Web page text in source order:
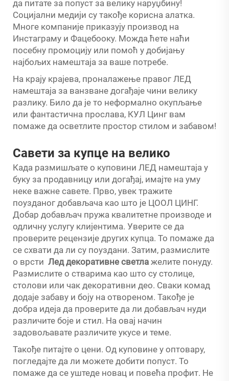
да питате за попуст за велику наруџбину!
Социјални медији су такође корисна алатка.
Многе компаније приказују производ на
Инстаграму и Фацебооку. Можда ћете наћи
посебну промоцију или помоћ у добијању
најбољих намештаја за ваше потребе.
На крају крајева, проналажење правог ЛЕД
намештаја за ванзване догађаје чини велику
разлику. Било да је то неформално окупљање
или фантастична прослава, КУЛ Цинг вам
помаже да осветлите простор стилом и забавом!
Савети за купце на велико
Када размишљате о куповини ЛЕД намештаја у
буку за продавницу или догађај, имајте на уму
неке важне савете. Прво, увек тражите
поузданог добављача као што је ЦООЛ ЦИНГ.
Добар добављач пружа квалитетне производе и
одличну услугу клијентима. Уверите се да
проверите рецензије других купца. То помаже да
се схвати да ли су поуздани. Затим, размислите
о врсти Лед декоративне светла желите понуду.
Размислите о стварима као што су столице,
столови или чак декоративни део. Сваки комад
додаје забаву и боју на отвореном. Такође је
добра идеја да проверите да ли добављач нуди
различите боје и стил. На овај начин
задовољавате различите укусе и теме.
Такође питајте о цени. Од куповине у оптовару,
погледајте да ли можете добити попуст. То
помаже да се уштеде новац и повећа профит. Не